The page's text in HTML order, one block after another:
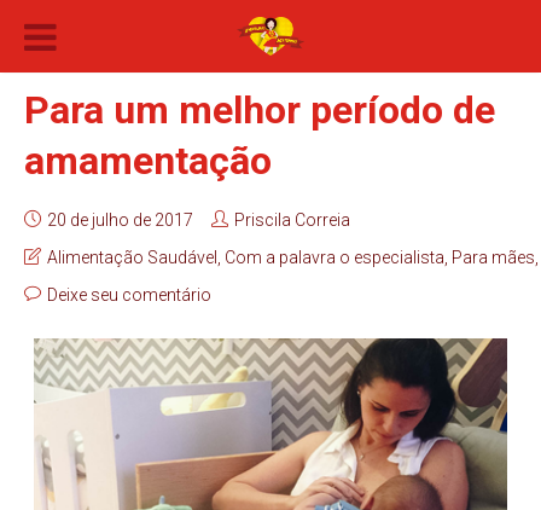
Para um melhor período de
amamentação
20 de julho de 2017
Priscila Correia
Alimentação Saudável
Com a palavra o especialista Para mães
Deixe seu comentário